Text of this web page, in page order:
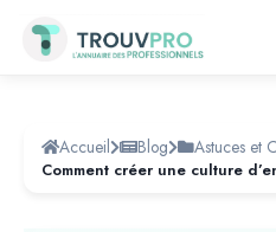
Accueil Blog Astuces et